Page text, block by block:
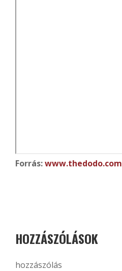
Forrás:www.thedodo.com
HOZZÁSZÓLÁSOK
hozzászólás